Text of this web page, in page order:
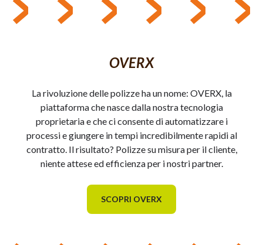
OVERX
La rivoluzione delle polizze ha un nome: OVERX, la
piattaforma che nasce dalla nostra tecnologia
proprietaria e che ci consente di automatizzare i
processi e giungere in tempi incredibilmente rapidi al
contratto. Il risultato? Polizze su misura per il cliente,
niente attese ed efficienza per i nostri partner.
SCOPRI OVERX